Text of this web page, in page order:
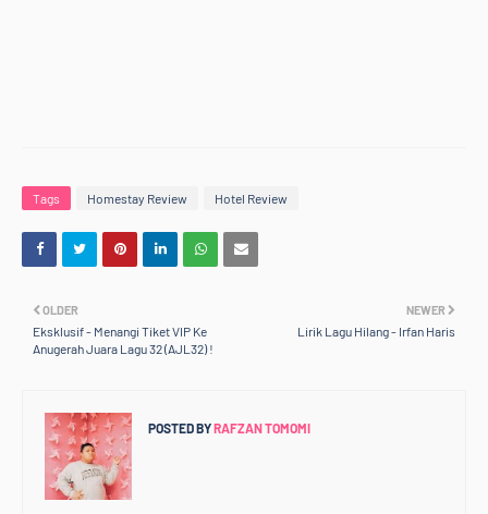
Tags Homestay Review Hotel Review
NEWER
Lirik Lagu Hilang - Irfan Haris
OLDER
Eksklusif - Menangi Tiket VIP Ke
Anugerah Juara Lagu 32 (AJL32) !
POSTED BYRAFZAN TOMOMI